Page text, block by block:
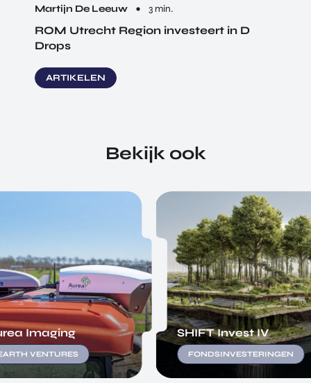
Martijn De Leeuw 3 min.
ROM Utrecht Region investeert in D
Drops
ARTIKELEN
Bekijk ook
Imaging
VENTURES
SHIFT Invest IV
FONDSINVESTERINGEN